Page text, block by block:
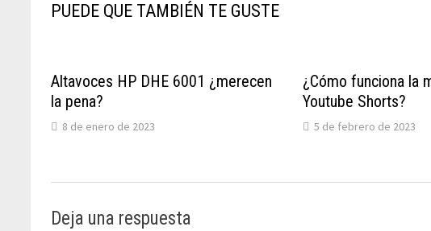
PUEDE QUE TAMBIÉN TE GUSTE
Altavoces HP DHE 6001 ¿merecen
la pena?
8 de enero de 2023
¿Cómo funciona la
Youtube Shorts?
5 de febrero de 2023
Deja una respuesta